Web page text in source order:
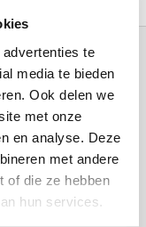
te
media te bieden
Ook delen we
met onze
en analyse. Deze
met andere
of die ze hebben
hun services.
- 17:00